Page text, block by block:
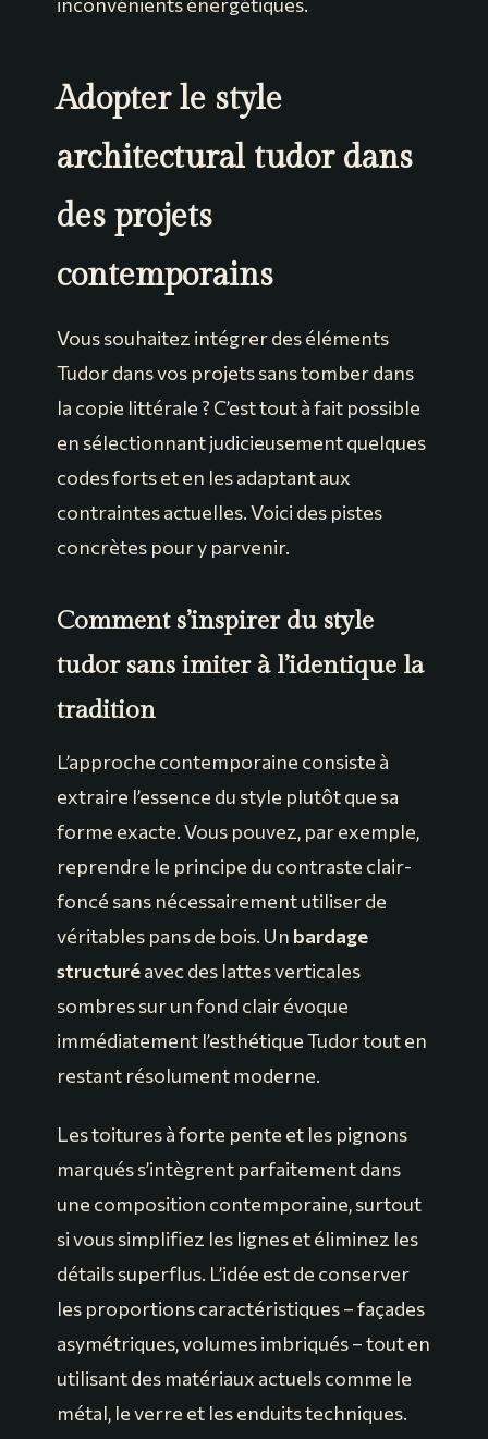
Adopter le style
architectural tudor dans
des projets
contemporains
Vous souhaitez intégrer des éléments
Tudor dans vos projets sans tomber dans
la copie littérale ? C’est tout à fait possible
en sélectionnant judicieusement quelques
codes forts et en les adaptant aux
contraintes actuelles. Voici des pistes
concrètes pour y parvenir.
Comment s’inspirer du style
tudor sans imiter à l’identique la
tradition
L’approche contemporaine consiste à
extraire l’essence du style plutôt que sa
forme exacte. Vous pouvez, par exemple,
reprendre le principe du contraste clair-
foncé sans nécessairement utiliser de
véritables pans de bois. Un bardage
structuréavec des lattes verticales
sombres sur un fond clair évoque
immédiatement l’esthétique Tudor tout en
restant résolument moderne.
Les toitures à forte pente et les pignons
marqués s’intègrent parfaitement dans
une composition contemporaine, surtout
si vous simplifiez les lignes et éliminez les
détails superflus. L’idée est de conserver
les proportions caractéristiques – façades
asymétriques, volumes imbriqués – tout en
utilisant des matériaux actuels comme le
métal, le verre et les enduits techniques.